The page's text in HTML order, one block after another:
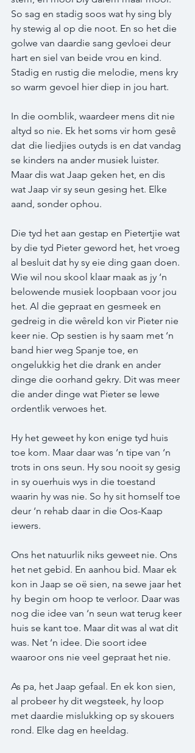
So sag en stadig soos wat hy sing bly
hy stewig al op die noot. En so het die
golwe van daardie sang gevloei deur
hart en siel van beide vrou en kind.
Stadig en rustig die melodie, mens kry
so warm gevoel hier diep in jou hart.
In die oomblik, waardeer mens dit nie
altyd so nie. Ek het soms vir hom gesê
dat  die liedjies outyds is en dat vandag
se kinders na ander musiek luister.
Maar dis wat Jaap geken het, en dis
wat Jaap vir sy seun gesing het. Elke
aand, sonder ophou.
Die tyd het aan gestap en Pietertjie wat
by die tyd Pieter geword het, het vroeg
al besluit dat hy sy eie ding gaan doen.
Wie wil nou skool klaar maak as jy ‘n
belowende musiek loopbaan voor jou
het. Al die gepraat en gesmeek en
gedreig in die wêreld kon vir Pieter nie
keer nie. Op sestien is hy saam met ‘n
band hier weg Spanje toe, en
ongelukkig het die drank en ander
dinge die oorhand gekry. Dit was meer
die ander dinge wat Pieter se lewe
ordentlik verwoes het.
Hy het geweet hy kon enige tyd huis
toe kom. Maar daar was ‘n tipe van ‘n
trots in ons seun. Hy sou nooit sy gesig
in sy ouerhuis wys in die toestand
waarin hy was nie. So hy sit homself toe
deur ‘n rehab daar in die Oos-Kaap
iewers.
Ons het natuurlik niks geweet nie. Ons
het net gebid. En aanhou bid. Maar ek
kon in Jaap se oë sien, na sewe jaar het
hy  begin om hoop te verloor. Daar was
nog die idee van ‘n seun wat terug keer
huis se kant toe. Maar dit was al wat dit
was. Net ‘n idee. Die soort idee
waaroor ons nie veel gepraat het nie.
As pa, het Jaap gefaal. En ek kon sien,
al probeer hy dit wegsteek, hy loop
met daardie mislukking op sy skouers
rond. Elke dag en heeldag.